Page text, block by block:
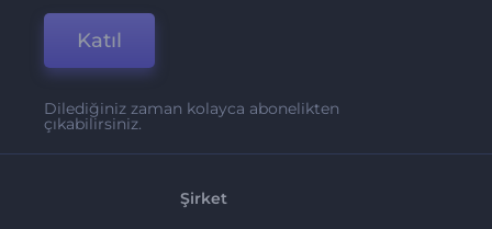
Katıl
Dilediğiniz zaman kolayca abonelikten
çıkabilirsiniz.
Şirket